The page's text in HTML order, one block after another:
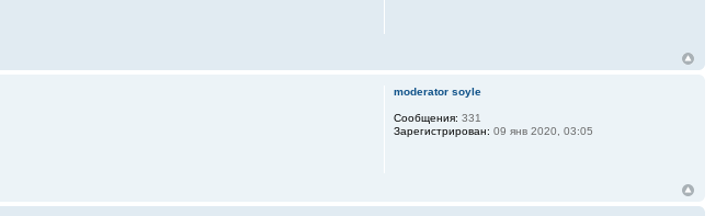
moderator soyle
Сообщения: 331
Зарегистрирован: 09 янв 2020, 03:05